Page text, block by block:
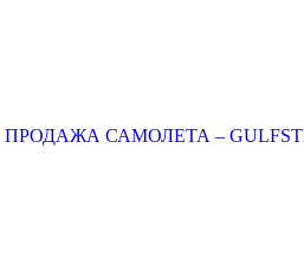
ПРОДАЖА САМОЛЕТА –